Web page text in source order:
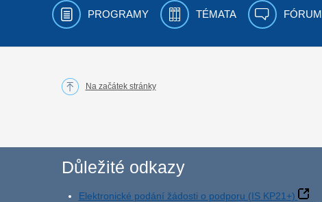
PROGRAMY TÉMATA FÓRUM
Na začátek stránky
Důležité odkazy
Elektronické podání žádosti o podporu (IS KP21+)